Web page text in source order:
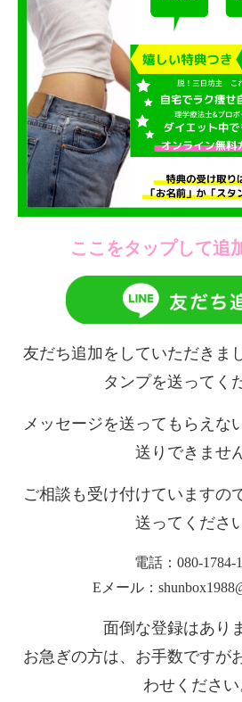
ここをタップして追
友だち追加をしていただきま
タンプを送ってく
メッセージを送ってもらえな
送りできませ
ご相談も受け付けていますの
送ってくださ
電話：080-1784-
Eメール：
面倒な登録はあり
お急ぎの方は、
お手数ですが
わせください